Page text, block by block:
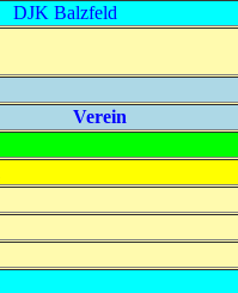
DJK Balzfeld
Verein